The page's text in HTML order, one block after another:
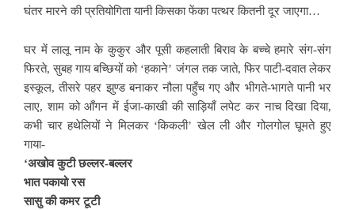
घंतर मारने की प्रतियोगिता यानी किसका फेंका पत्थर कितनी दूर जाएगा…
घर में लालू नाम के कुकुर और पूसी कहलाती बिराव के बच्चे हमारे संग-संग
फिरते, सुबह गाय बच्छियों को ‘हकाने’ जंगल तक जाते, फिर पाटी-दवात लेकर
इस्कूल, तीसरे पहर झुण्ड बनाकर नौला पहुँच गए और भीगते-भागते पानी भर
लाए, शाम को आँगन में ईजा-काखी की साड़ियाँ लपेट कर नाच दिखा दिया,
कभी चार हथेलियों ने मिलकर ‘किकली’ खेल ली और गोलगोल घूमते हुए
गाया-
‘अखोव कुटी छल्लर-बल्लर
भात पकायो रस
सासु की कमर टूटी